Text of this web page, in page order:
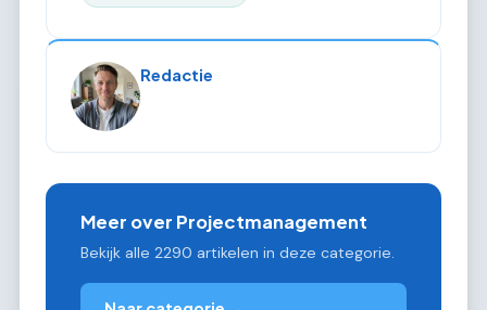
Redactie
Meer over Projectmanagement
Bekijk alle 2290 artikelen in deze categorie.